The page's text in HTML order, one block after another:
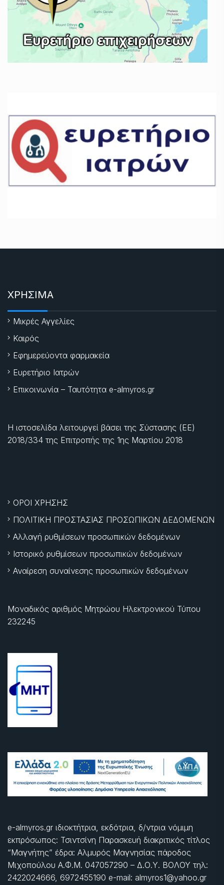
ΧΡΗΣΙΜΑ
Μικρές Αγγελίες
Καιρός
Εφημερεύοντα φαρμακεία
Ευρετήριο Ιατρών
Επικοινωνία – Ταυτότητα e-almyros.gr
Η ιστοσελίδα λειτουργεί βάσει της Σύστασης (ΕΕ)
2018/334 της Επιτροπής της 1ης Μαρτίου 2018
ΟΡΟΙ ΧΡΗΣΗΣ
ΠΟΛΙΤΙΚΗ ΠΡΟΣΤΑΣΙΑΣ ΠΡΟΣΩΠΙΚΩΝ ΔΕΔΟΜΕΝΩΝ
Αλλαγή ρυθμίσεων προσωπικών δεδομένων
Ιστορικό ρυθμίσεων προσωπικών δεδομένων
Αναίρεση συναίνεσης προσωπικών δεδομένων
Μοναδικός αριθμός Μητρώου Ηλεκτρονικού Τύπου
232245
e-almyros.gr ιδιοκτήτρια, εκδότρια, δ/ντρια νόμιμη
εκπρόσωπος: Τσιντσίνη Παρασκευή διακριτικός τίτλος
“Μαγνήτης” έδρα: Αλμυρός Μαγνησίας πάροδος
Μιχοπούλου Α.Φ.Μ. 047057290 – Δ.Ο.Υ. ΒΟΛΟΥ τηλ:
2422024666, 6972455190 e-mail: almyros1@yahoo.gr